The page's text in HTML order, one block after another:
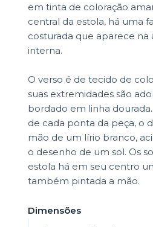
em tinta de coloração
central da estola, há uma
costurada que aparece na
interna.
O verso é de tecido de
suas extremidades são
bordado em linha
de cada ponta da peça, o
mão de um lírio branco,
o desenho de um sol. Os
estola há em seu centro
também pintada a mão.
Dimensões